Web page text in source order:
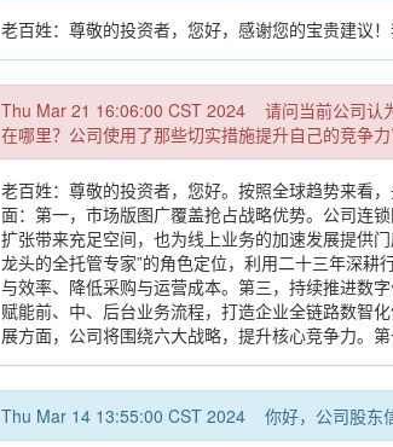
老百姓：尊敬的投资者，您好，感谢您的宝贵建议
Thu Mar 21 16:06:00 CST 2024 请问当前公司认
在哪里？公司使用了那些切实措施提升自己的竞争力
老百姓：尊敬的投资者，您好。按照全球趋势来看
面：第一，市场版图广覆盖抢占战略优势。公司连
扩张带来充足空间，也为线上业务的加速发展提供
龙头的全托管专家”的角色定位，利用二十三年深
与效率、降低采购与运营成本。第三，持续推进数
赋能前、中、后台业务流程，打造企业全链路数智
展方面，公司将围绕六大战略，提升核心竞争力。
Thu Mar 14 13:55:00 CST 2024 你好，公司股东